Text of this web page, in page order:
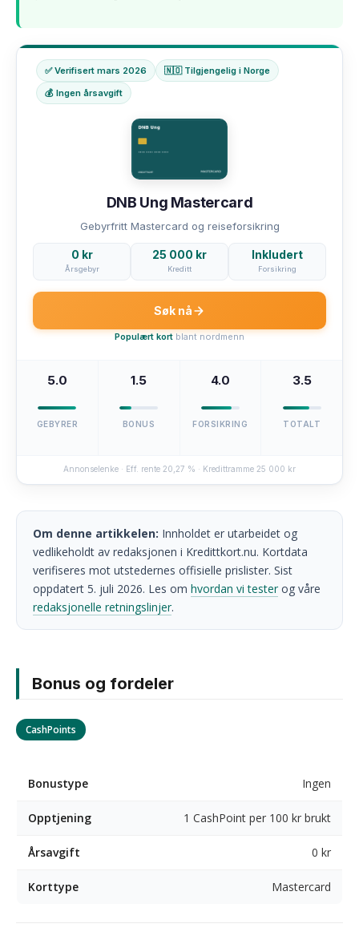
✅ Verifisert mars 2026
🇳🇴 Tilgjengelig i Norge
💰 Ingen årsavgift
DNB Ung Mastercard
Gebyrfritt Mastercard og reiseforsikring
0 kr
Årsgebyr
25 000 kr
Kreditt
Inkludert
Forsikring
Søk nå
Populært kort blant nordmenn
5.0
GEBYRER
1.5
BONUS
4.0
FORSIKRING
3.5
TOTALT
Annonselenke · Eff. rente 20,27 % · Kredittramme 25 000 kr
Om denne artikkelen: Innholdet er utarbeidet og
vedlikeholdt av redaksjonen i Kredittkort.nu. Kortdata
verifiseres mot utstedernes offisielle prislister. Sist
oppdatert 5. juli 2026. Les om hvordan vi testerog våre
redaksjonelle retningslinjer.
Bonus og fordeler
CashPoints
Bonustype Ingen
Opptjening 1 CashPoint per 100 kr brukt
Årsavgift 0 kr
Korttype Mastercard